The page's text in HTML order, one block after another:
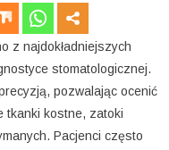
z najdokładniejszych
stomatologicznej.
pozwalając ocenić
tkanki kostne, zatoki
Pacjenci często